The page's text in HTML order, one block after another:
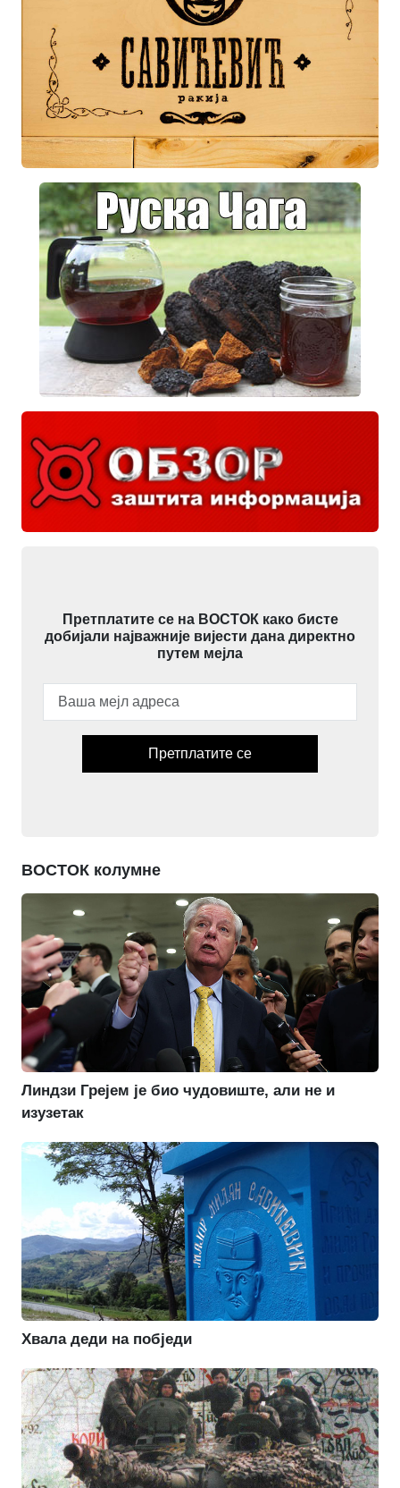
Претплатите се на ВОСТОК како бисте
добијали најважније вијести дана директно
путем мејла
Претплатите се
ВОСТОК колумне
Линдзи Грејем је био чудовиште, али не и
изузетак
Хвала деди на побједи